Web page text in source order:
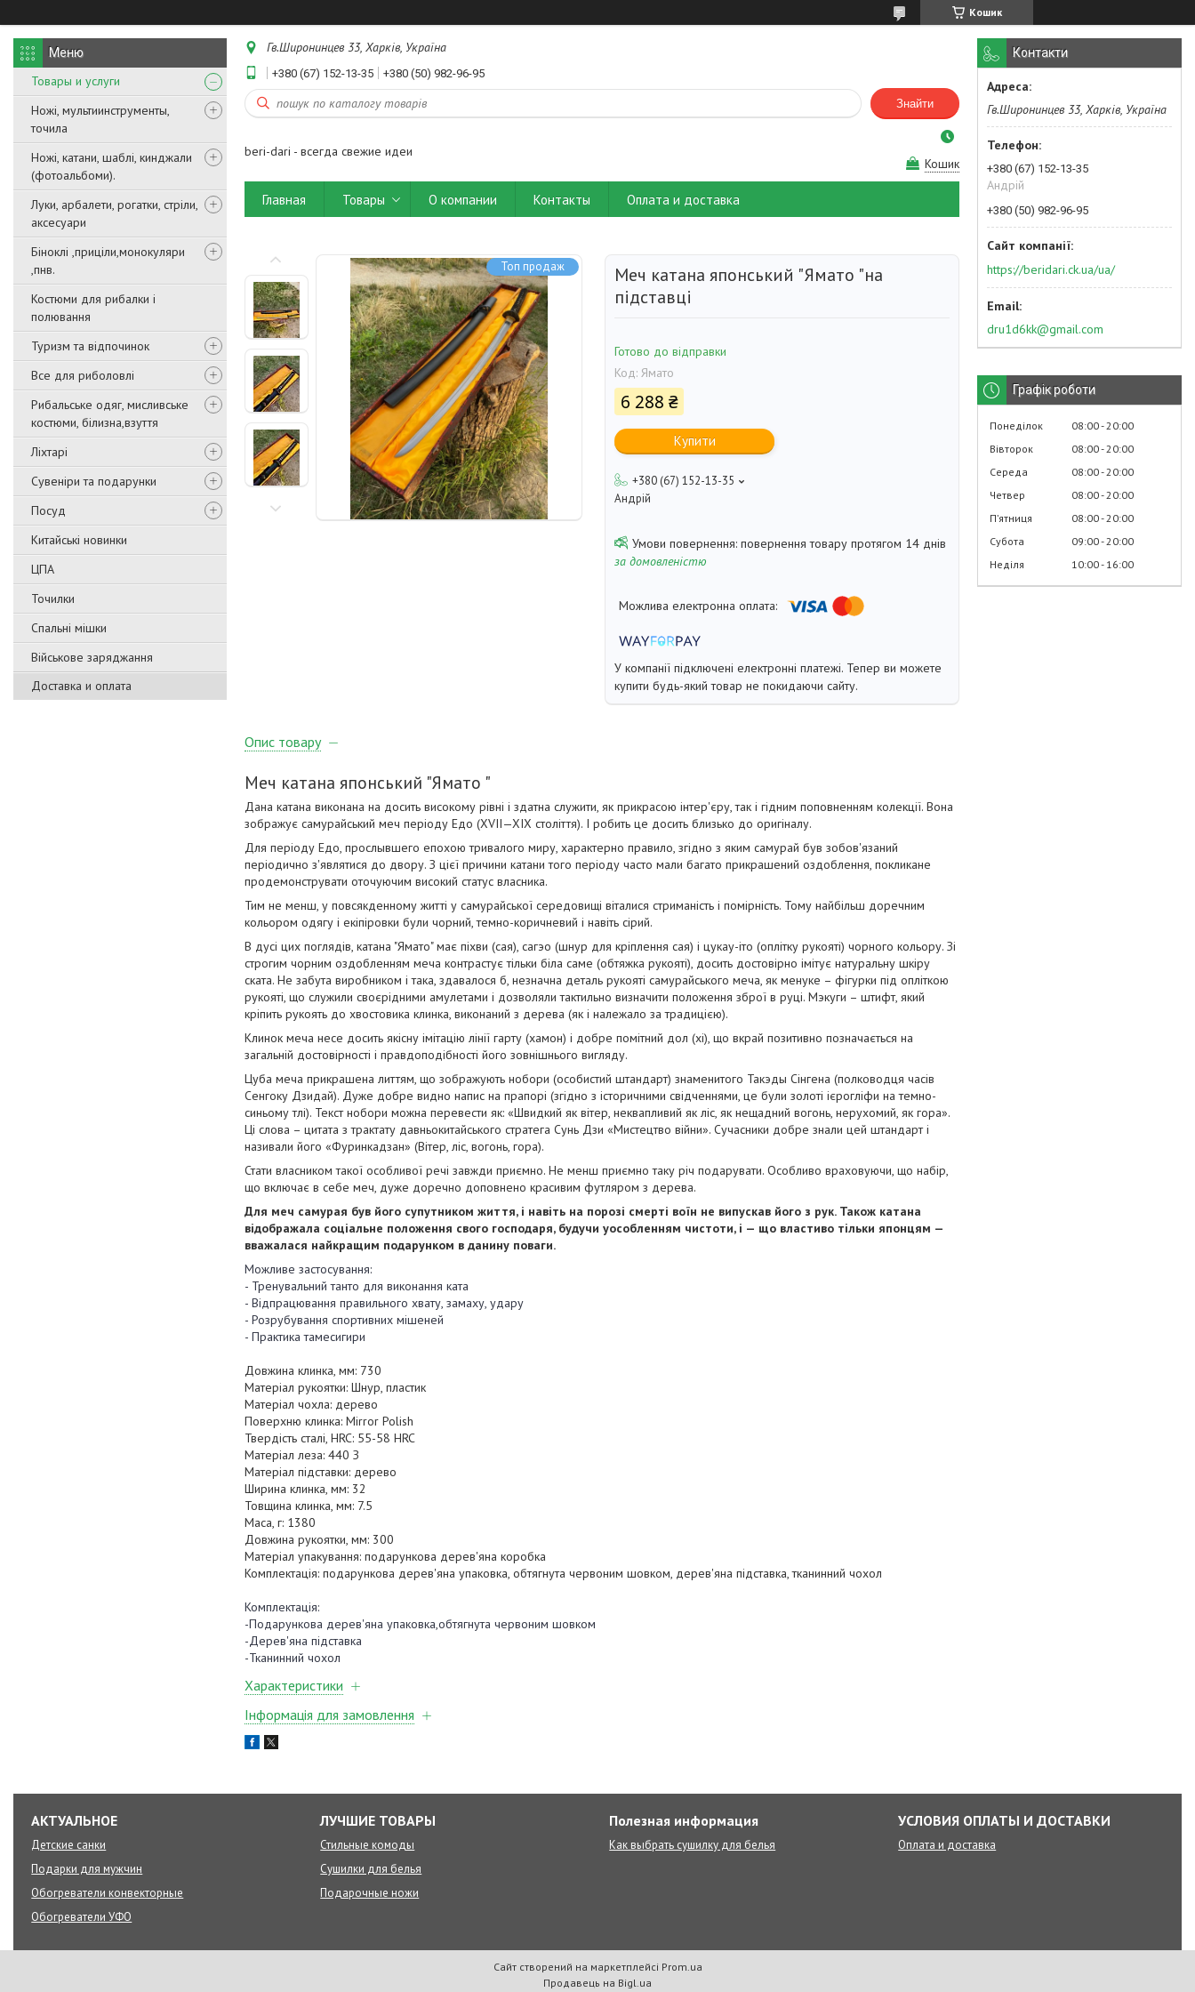
Кошик
Товары и услуги
Ножі, мультиинструменты,
точила
Ножі, катани, шаблі, кинджали
(фотоальбоми).
Луки, арбалети, рогатки, стріли,
аксесуари
Біноклі ,приціли,монокуляри
,пнв.
Костюми для рибалки і
полювання
Туризм та відпочинок
Все для риболовлі
Рибальське одяг, мисливське
костюми, білизна,взуття
Ліхтарі
Сувеніри та подарунки
Посуд
Китайські новинки
ЦПА
Точилки
Спальні мішки
Військове заряджання
Доставка и оплата
Гв.Широнинцев 33, Харків, Україна
+380 (67) 152-13-35 +380 (50) 982-96-95
Знайти
beri-dari - всегда свежие идеи
Кошик
Главная Товары О компании Контакты Оплата и доставка
Топ продаж
Меч катана японський "Ямато "на
підставці
Готово до відправки
Код: Ямато
6 288 ₴
Купити
+380 (67) 152-13-35
Андрій
повернення товару протягом 14 днів
за домовленістю
У компанії підключені електронні платежі. Тепер ви можете
купити будь-який товар не покидаючи сайту.
Опис товару
Меч катана японський "Ямато "
Дана катана виконана на досить високому рівні і здатна служити, як прикрасою інтер'єру, так і гідним поповненням колекції. Вона
зображує самурайський меч періоду Едо (XVII—XIX століття). І робить це досить близько до оригіналу.
Для періоду Едо, прослывшего епохою тривалого миру, характерно правило, згідно з яким самурай був зобов'язаний
періодично з'являтися до двору. З цієї причини катани того періоду часто мали багато прикрашений оздоблення, покликане
продемонструвати оточуючим високий статус власника.
Тим не менш, у повсякденному житті у самурайської середовищі віталися стриманість і помірність. Тому найбільш доречним
кольором одягу і екіпіровки були чорний, темно-коричневий і навіть сірий.
В дусі цих поглядів, катана "Ямато" має піхви (сая), сагэо (шнур для кріплення сая) і цукау-іто (оплітку рукояті) чорного кольору. Зі
строгим чорним оздобленням меча контрастує тільки біла саме (обтяжка рукояті), досить достовірно імітує натуральну шкіру
ската. Не забута виробником і така, здавалося б, незначна деталь рукояті самурайського меча, як менуке – фігурки під опліткою
рукояті, що служили своєрідними амулетами і дозволяли тактильно визначити положення зброї в руці. Мэкуги – штифт, який
кріпить рукоять до хвостовика клинка, виконаний з дерева (як і належало за традицією).
Клинок меча несе досить якісну імітацію лінії гарту (хамон) і добре помітний дол (хі), що вкрай позитивно позначається на
загальній достовірності і правдоподібності його зовнішнього вигляду.
Цуба меча прикрашена литтям, що зображують нобори (особистий штандарт) знаменитого Такэды Сінгена (полководця часів
Сенгоку Дзидай). Дуже добре видно напис на прапорі (згідно з історичними свідченнями, це були золоті ієрогліфи на темно-
синьому тлі). Текст нобори можна перевести як: «Швидкий як вітер, неквапливий як ліс, як нещадний вогонь, нерухомий, як гора».
Ці слова – цитата з трактату давньокитайського стратега Сунь Дзи «Мистецтво війни». Сучасники добре знали цей штандарт і
називали його «Фуринкадзан» (Вітер, ліс, вогонь, гора).
Стати власником такої особливої речі завжди приємно. Не менш приємно таку річ подарувати. Особливо враховуючи, що набір,
що включає в себе меч, дуже доречно доповнено красивим футляром з дерева.
Для меч самурая був його супутником життя, і навіть на порозі смерті воїн не випускав його з рук. Також катана
відображала соціальне положення свого господаря, будучи уособленням чистоти, і — що властиво тільки японцям —
вважалася найкращим подарунком в данину поваги.
Можливе застосування:
- Тренувальний танто для виконання ката
- Відпрацювання правильного хвату, замаху, удару
- Розрубування спортивних мішеней
- Практика тамесигири
Довжина клинка, мм: 730
Матеріал рукоятки: Шнур, пластик
Матеріал чохла: дерево
Поверхню клинка: Mirror Polish
Твердість сталі, HRC: 55-58 HRC
Матеріал леза: 440 З
Матеріал підставки: дерево
Ширина клинка, мм: 32
Товщина клинка, мм: 7.5
Маса, г: 1380
Довжина рукоятки, мм: 300
Матеріал упакування: подарункова дерев'яна коробка
Комплектація: подарункова дерев'яна упаковка, обтягнута червоним шовком, дерев'яна підставка, тканинний чохол
Комплектація:
-Подарункова дерев'яна упаковка,обтягнута червоним шовком
-Дерев'яна підставка
-Тканинний чохол
Характеристики
Інформація для замовлення
Контакти
Гв.Широнинцев 33, Харків, Україна
+380 (67) 152-13-35
Андрій
+380 (50) 982-96-95
https://beridari.ck.ua/ua/
dru1d6kk@gmail.com
Графік роботи
Понеділок 08:00 20:00
Вівторок
08:00 20:00
Середа
08:00 20:00
Четвер
08:00 20:00
Пʼятниця
08:00 20:00
Субота
09:00 20:00
Неділя
10:00 16:00
АКТУАЛЬНОЕ
Детские санки
Подарки для мужчин
Обогреватели конвекторные
Обогреватели УФО
ЛУЧШИЕ ТОВАРЫ
Стильные комоды
Сушилки для белья
Подарочные ножи
Полезная информация
Как выбрать сушилку для белья
УСЛОВИЯ ОПЛАТЫ И ДОСТАВКИ
Оплата и доставка
Сайт створений на маркетплейсі Prom.ua
Продавець на Bigl.ua